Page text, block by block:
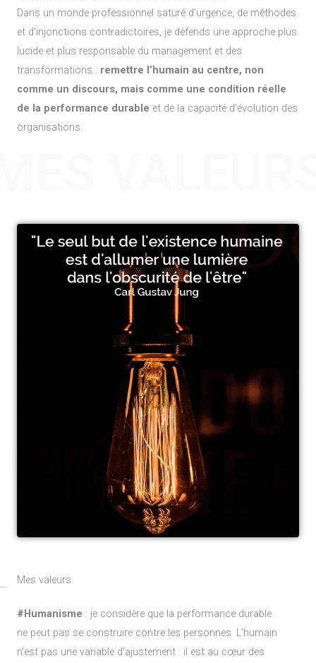
Dans un monde professionnel saturé d’urgence, de méthodes
et d’injonctions contradictoires, je défends une approche plus
lucide et plus responsable du management et des
transformations : remettre l’humain au centre, non
comme un discours, mais comme une condition réelle
de la performance durable et de la capacité d’évolution des
organisations.
Mes valeurs
#Humanisme : je considère que la performance durable
ne peut pas se construire contre les personnes. L’humain
n’est pas une variable d’ajustement : il est au cœur des